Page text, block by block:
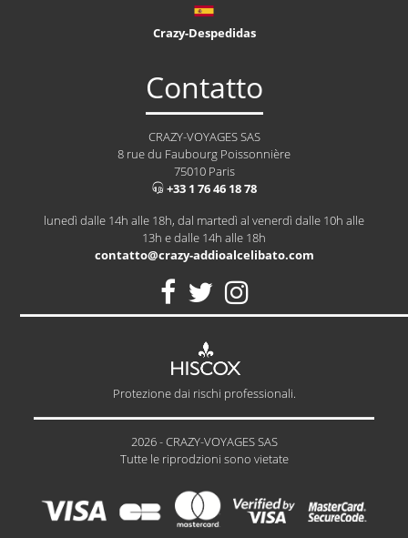
Crazy-Despedidas
Contatto
CRAZY-VOYAGES SAS
8 rue du Faubourg Poissonnière
75010 Paris
+33 1 76 46 18 78
lunedì dalle 14h alle 18h, dal martedì al venerdì dalle 10h alle
13h e dalle 14h alle 18h
contatto@crazy-addioalcelibato.com
Protezione dai rischi professionali.
2026 - CRAZY-VOYAGES SAS
Tutte le riprodzioni sono vietate